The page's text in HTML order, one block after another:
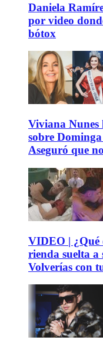
Daniela
por video
bótox
Viviana Nunes
sobre
Aseguró que
VIDEO |
rienda suelta a
Volverías con